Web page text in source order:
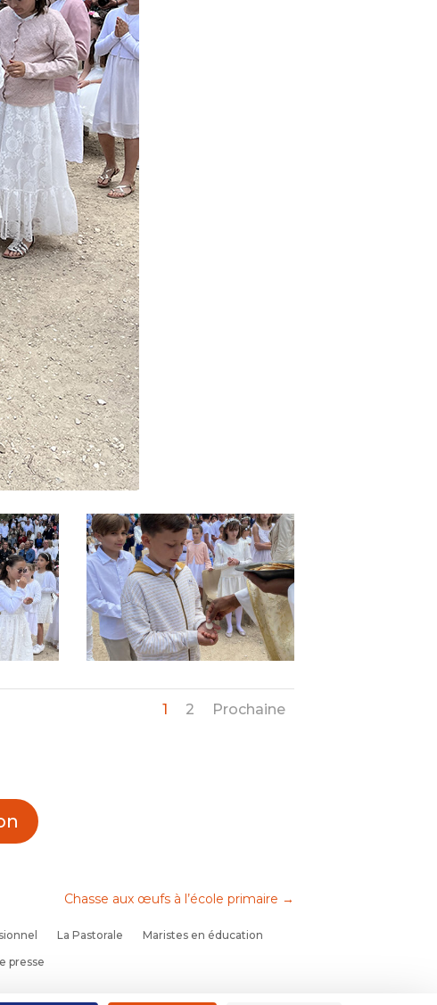
1 2 Prochaine
Chasse aux œufs à l’école primaire →
La Pastorale
Maristes en éducation
presse